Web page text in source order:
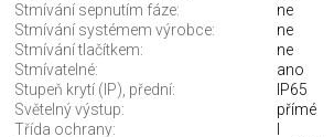
Stmívání sepnutím fáze:
ne
Stmívání systémem výrobce:
ne
Stmívání tlačítkem:
ne
Stmívatelné:
ano
Stupeň krytí (IP), přední:
IP65
Světelný výstup:
přímé
Třída ochrany: